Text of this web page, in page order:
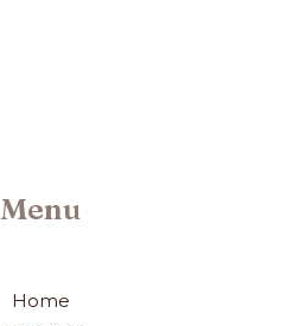
Menu
Home